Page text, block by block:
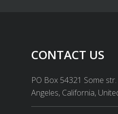
CONTACT US
PO Box 54321 Some
Angeles, California,